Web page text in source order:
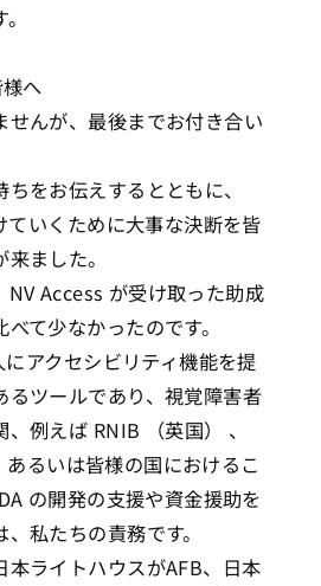
へ
せんが、最後までお付き合い
をお伝えするとともに、
ていくために大事な決断を皆
ました。
NV Access が受け取った助成
て少なかったのです。
アクセシビリティ機能を提
るツールであり、視覚障害者
例えば RNIB （英国） 、
るいは皆様の国におけるこ
の開発の支援や資金援助を
私たちの責務です。
本ライトハウスがAFB、日本